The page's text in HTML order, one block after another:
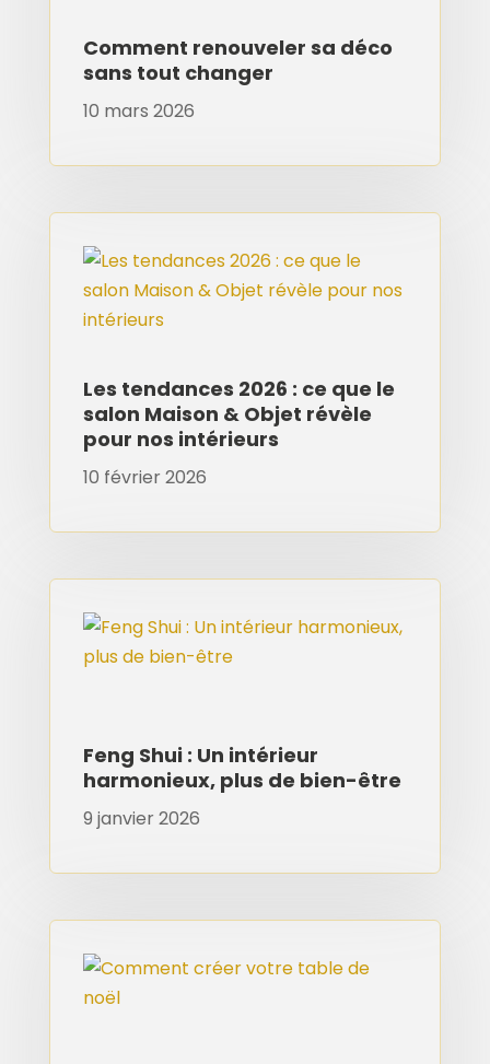
Comment renouveler sa déco
sans tout changer
10 mars 2026
Les tendances 2026 : ce que le
salon Maison & Objet révèle
pour nos intérieurs
10 février 2026
Feng Shui : Un intérieur
harmonieux, plus de bien-être
9 janvier 2026